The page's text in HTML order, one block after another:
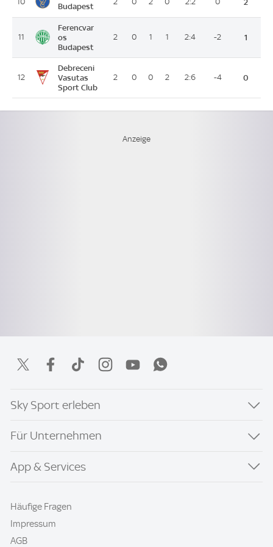
Budapest
11
Ferencvar
os
Budapest
2 0 1 1 2:4 -2 1
12
Debreceni
Vasutas
Sport Club
2 0 0 2 2:6 -4 0
Sky Sport erleben
Für Unternehmen
App & Services
Häufige Fragen
Impressum
AGB